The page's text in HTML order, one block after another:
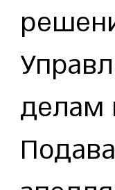
делам